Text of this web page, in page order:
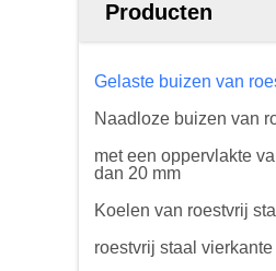
Producten
Gelaste buizen van
Naadloze buizen van
met een oppervlakte
dan 20 mm
Koelen van roestvrij
roestvrij staal